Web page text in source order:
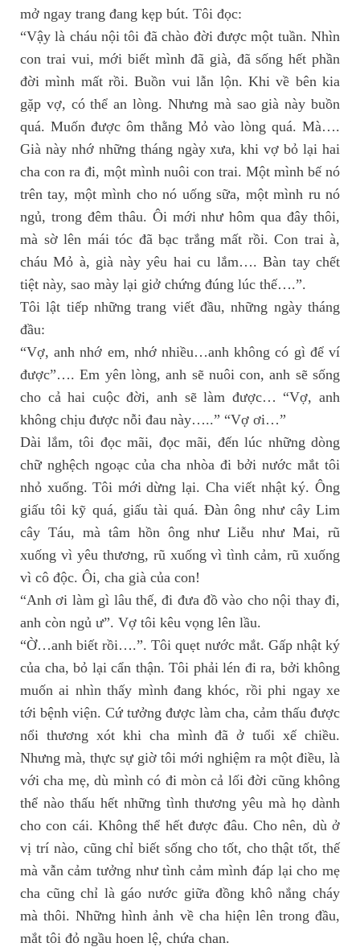
mở ngay trang đang kẹp bút. Tôi đọc:
“Vậy là cháu nội tôi đã chào đời được một tuần. Nhìn
con trai vui, mới biết mình đã già, đã sống hết phần
đời mình mất rồi. Buồn vui lẫn lộn. Khi về bên kia
gặp vợ, có thể an lòng. Nhưng mà sao già này buồn
quá. Muốn được ôm thằng Mỏ vào lòng quá. Mà….
Già này nhớ những tháng ngày xưa, khi vợ bỏ lại hai
cha con ra đi, một mình nuôi con trai. Một mình bế nó
trên tay, một mình cho nó uống sữa, một mình ru nó
ngủ, trong đêm thâu. Ôi mới như hôm qua đây thôi,
mà sờ lên mái tóc đã bạc trắng mất rồi. Con trai à,
cháu Mỏ à, già này yêu hai cu lắm…. Bàn tay chết
tiệt này, sao mày lại giở chứng đúng lúc thế….”.
Tôi lật tiếp những trang viết đầu, những ngày tháng
đầu:
“Vợ, anh nhớ em, nhớ nhiều…anh không có gì để ví
được”…. Em yên lòng, anh sẽ nuôi con, anh sẽ sống
cho cả hai cuộc đời, anh sẽ làm được… “Vợ, anh
không chịu được nỗi đau này…..” “Vợ ơi…”
Dài lắm, tôi đọc mãi, đọc mãi, đến lúc những dòng
chữ nghệch ngoạc của cha nhòa đi bởi nước mắt tôi
nhỏ xuống. Tôi mới dừng lại. Cha viết nhật ký. Ông
giấu tôi kỹ quá, giấu tài quá. Đàn ông như cây Lim
cây Táu, mà tâm hồn ông như Liễu như Mai, rũ
xuống vì yêu thương, rũ xuống vì tình cảm, rũ xuống
vì cô độc. Ôi, cha già của con!
“Anh ơi làm gì lâu thế, đi đưa đồ vào cho nội thay đi,
anh còn ngủ ư”. Vợ tôi kêu vọng lên lầu.
“Ờ…anh biết rồi….”. Tôi quẹt nước mắt. Gấp nhật ký
của cha, bỏ lại cẩn thận. Tôi phải lén đi ra, bởi không
muốn ai nhìn thấy mình đang khóc, rồi phi ngay xe
tới bệnh viện. Cứ tưởng được làm cha, cảm thấu được
nổi thương xót khi cha mình đã ở tuổi xế chiều.
Nhưng mà, thực sự giờ tôi mới nghiệm ra một điều, là
với cha mẹ, dù mình có đi mòn cả lối đời cũng không
thể nào thấu hết những tình thương yêu mà họ dành
cho con cái. Không thể hết được đâu. Cho nên, dù ở
vị trí nào, cũng chỉ biết sống cho tốt, cho thật tốt, thế
mà vẫn cảm tưởng như tình cảm mình đáp lại cho mẹ
cha cũng chỉ là gáo nước giữa đồng khô nắng cháy
mà thôi. Những hình ảnh về cha hiện lên trong đầu,
mắt tôi đỏ ngầu hoen lệ, chứa chan.